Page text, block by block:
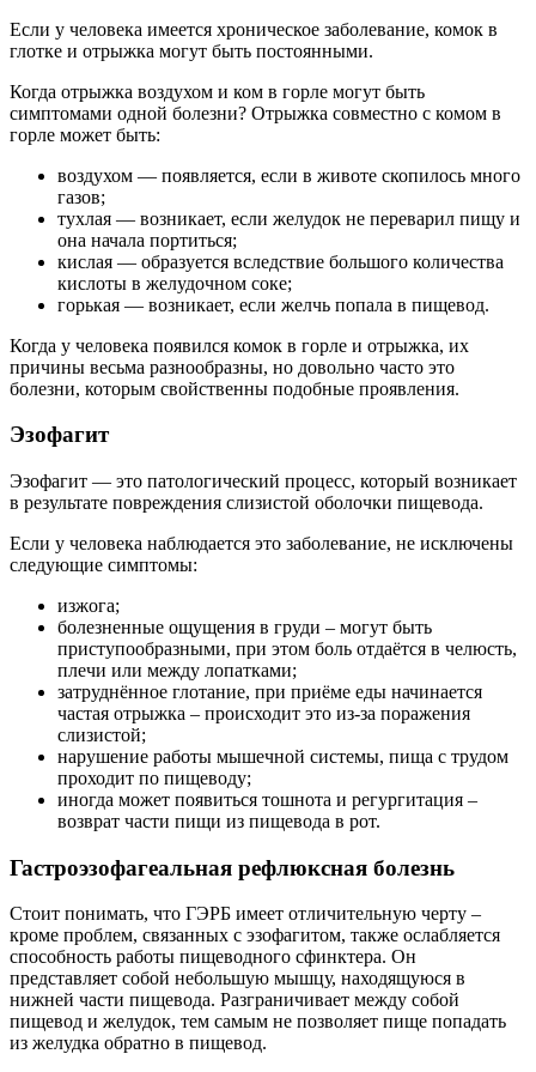
Если у человека имеется хроническое заболевание, комок в
глотке и отрыжка могут быть постоянными.
Когда отрыжка воздухом и ком в горле могут быть
симптомами одной болезни? Отрыжка совместно с комом в
горле может быть:
воздухом — появляется, если в животе скопилось много
газов;
тухлая — возникает, если желудок не переварил пищу и
она начала портиться;
кислая — образуется вследствие большого количества
кислоты в желудочном соке;
горькая — возникает, если желчь попала в пищевод.
Когда у человека появился комок в горле и отрыжка, их
причины весьма разнообразны, но довольно часто это
болезни, которым свойственны подобные проявления.
Эзофагит
Эзофагит — это патологический процесс, который возникает
в результате повреждения слизистой оболочки пищевода.
Если у человека наблюдается это заболевание, не исключены
следующие симптомы:
изжога;
болезненные ощущения в груди – могут быть
приступообразными, при этом боль отдаётся в челюсть,
плечи или между лопатками;
затруднённое глотание, при приёме еды начинается
частая отрыжка – происходит это из-за поражения
слизистой;
нарушение работы мышечной системы, пища с трудом
проходит по пищеводу;
иногда может появиться тошнота и регургитация –
возврат части пищи из пищевода в рот.
Гастроэзофагеальная рефлюксная болезнь
Стоит понимать, что ГЭРБ имеет отличительную черту –
кроме проблем, связанных с эзофагитом, также ослабляется
способность работы пищеводного сфинктера. Он
представляет собой небольшую мышцу, находящуюся в
нижней части пищевода. Разграничивает между собой
пищевод и желудок, тем самым не позволяет пище попадать
из желудка обратно в пищевод.